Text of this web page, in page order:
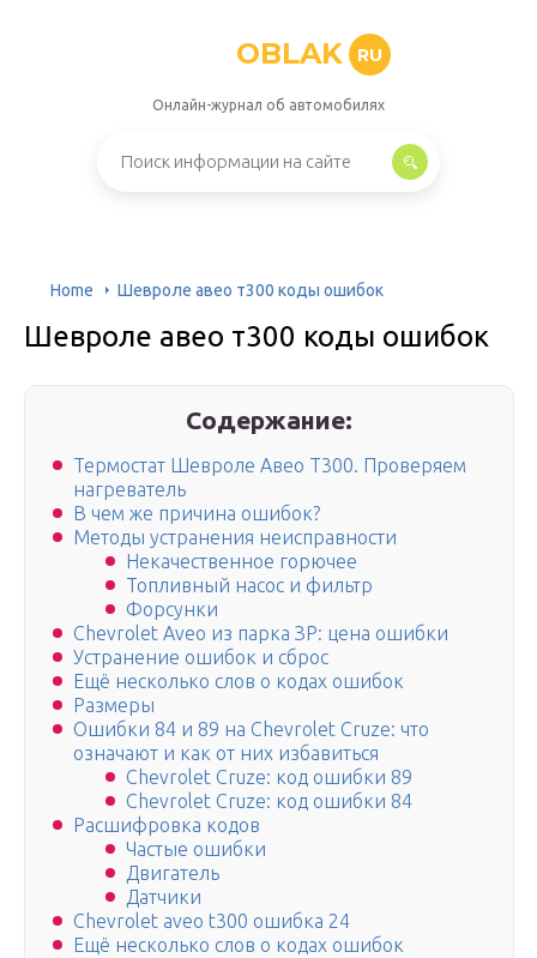
OBLAK RU
Онлайн-журнал об автомобилях
Home Шевроле авео т300 коды ошибок
Шевроле авео т300 коды ошибок
Содержание:
Термостат Шевроле Авео Т300. Проверяем
нагреватель
В чем же причина ошибок?
Методы устранения неисправности
Некачественное горючее
Топливный насос и фильтр
Форсунки
Chevrolet Aveo из парка ЗР: цена ошибки
Устранение ошибок и сброс
Ещё несколько слов о кодах ошибок
Размеры
Ошибки 84 и 89 на Chevrolet Cruze: что
означают и как от них избавиться
Chevrolet Cruze: код ошибки 89
Chevrolet Cruze: код ошибки 84
Расшифровка кодов
Частые ошибки
Двигатель
Датчики
Chevrolet aveo t300 ошибка 24
Ещё несколько слов о кодах ошибок